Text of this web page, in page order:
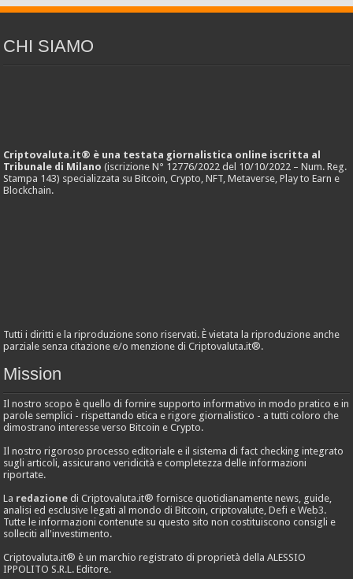
CHI SIAMO
Criptovaluta.it® è una testata giornalistica online iscritta al
Tribunale di Milano (iscrizione N° 12776/2022 del 10/10/2022 – Num. Reg.
Stampa 143) specializzata su Bitcoin, Crypto, NFT, Metaverse, Play to Earn e
Blockchain.
Tutti i diritti e la riproduzione sono riservati. È vietata la riproduzione anche
parziale senza citazione e/o menzione di Criptovaluta.it®.
Mission
Il nostro scopo è quello di fornire supporto informativo in modo pratico e in
parole semplici - rispettando etica e rigore giornalistico - a tutti coloro che
dimostrano interesse verso Bitcoin e Crypto.
Il nostro rigoroso processo editoriale e il sistema di fact checking integrato
sugli articoli, assicurano veridicità e completezza delle informazioni
riportate.
La redazione di Criptovaluta.it® fornisce quotidianamente news, guide,
analisi ed esclusive legati al mondo di Bitcoin, criptovalute, Defi e Web3.
Tutte le informazioni contenute su questo sito non costituiscono consigli e
solleciti all'investimento.
Criptovaluta.it® è un marchio registrato di proprietà della ALESSIO
IPPOLITO S.R.L. Editore.